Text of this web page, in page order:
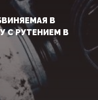
В
С РУТЕНИЕМ В